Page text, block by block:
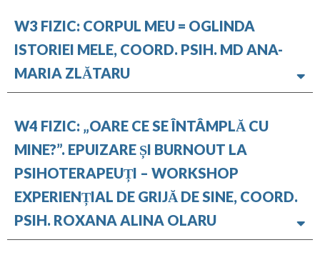
W3 FIZIC: CORPUL MEU = OGLINDA
ISTORIEI MELE, COORD. PSIH. MD ANA-
MARIA ZLĂTARU
W4 FIZIC: „OARE CE SE ÎNTÂMPLĂ CU
MINE?”. EPUIZARE ȘI BURNOUT LA
PSIHOTERAPEUȚI – WORKSHOP
EXPERIENȚIAL DE GRIJĂ DE SINE, COORD.
PSIH. ROXANA ALINA OLARU